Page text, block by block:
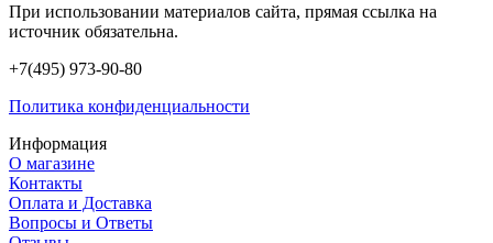
При использовании материалов сайта, прямая ссылка на
источник обязательна.
+7(495) 973-90-80
Политика конфиденциальности
Информация
О магазине
Контакты
Оплата и Доставка
Вопросы и Ответы